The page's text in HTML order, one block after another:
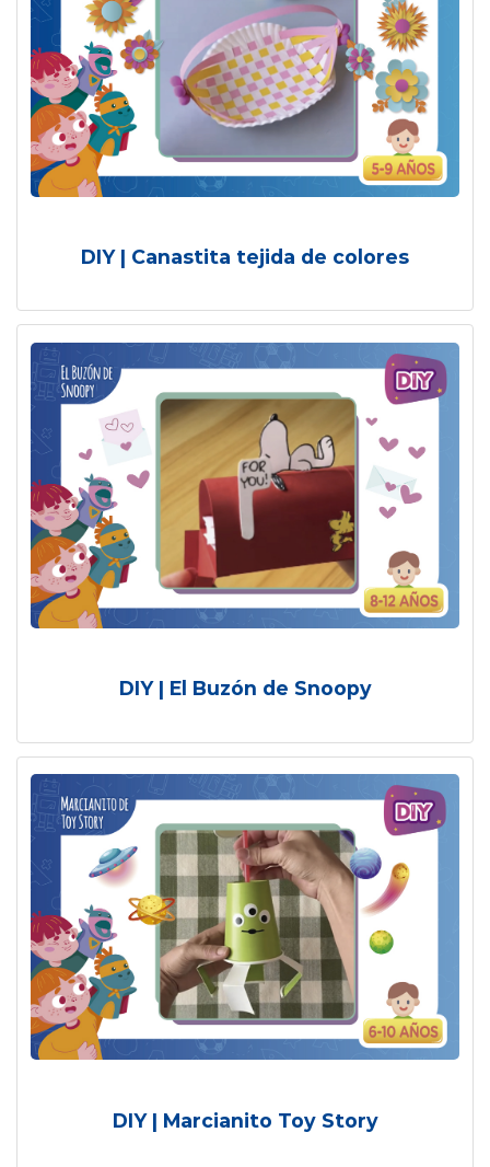
DIY | Canastita tejida de colores
DIY | El Buzón de Snoopy
DIY | Marcianito Toy Story